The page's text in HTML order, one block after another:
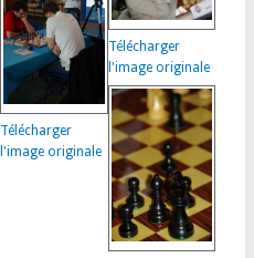
Télécharger
l'image originale
Télécharger
l'image originale